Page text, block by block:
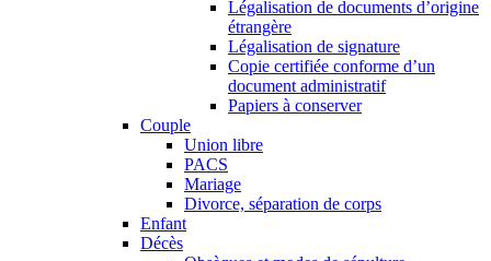
Légalisation de documents d’origine
étrangère
Légalisation de signature
Copie certifiée conforme d’un
document administratif
Papiers à conserver
Couple
Union libre
PACS
Mariage
Divorce, séparation de corps
Enfant
Décès